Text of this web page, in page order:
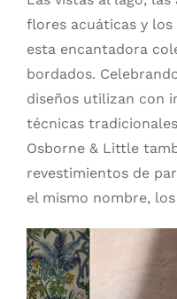
flores acuáticas y los
esta encantadora
bordados.
diseños utilizan con
técnicas
Osborne & Little
revestimientos de
el mismo nombre,